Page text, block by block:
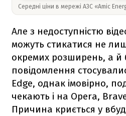
Середні ціни в мережі АЗС «Amic
Але з недоступністю
можуть стикатися не
окремих розширень, а
повідомлення
Edge, однак імовірно,
чекають і на Opera,
Причина криється у